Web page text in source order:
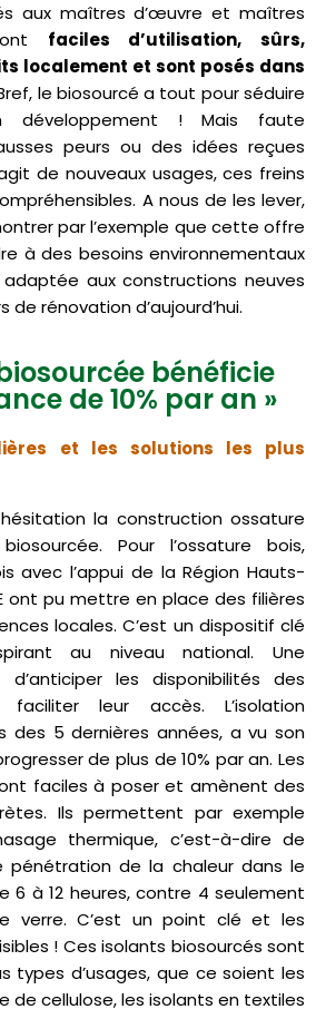
aux maîtres d’œuvre et maîtres
faciles d’utilisation, sûrs,
localement et sont posés dans
le biosourcé a tout pour séduire
développement ! Mais faute
peurs ou des idées reçues
de nouveaux usages, ces freins
A nous de les lever,
par l’exemple que cette offre
à des besoins environnementaux
aux constructions neuves
rénovation d’aujourd’hui.
bénéficie
de 10% par an »
et les solutions les plus
la construction ossature
Pour l’ossature bois,
avec l’appui de la Région Hauts-
ont pu mettre en place des filières
locales. C’est un dispositif clé
au niveau national. Une
les disponibilités des
leur accès. L’isolation
des 5 dernières années, a vu son
de plus de 10% par an. Les
faciles à poser et amènent des
Ils permettent par exemple
thermique, c’est-à-dire de
de la chaleur dans le
6 à 12 heures, contre 4 seulement
verre. C’est un point clé et les
! Ces isolants biosourcés sont
types d’usages, que ce soient les
de cellulose, les isolants en textiles